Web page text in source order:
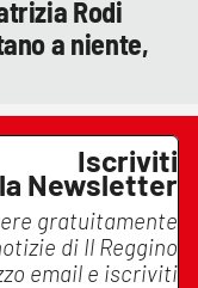
Rodi
a niente,
Iscriviti
Newsletter
gratuitamente
di Il Reggino
email e iscriviti